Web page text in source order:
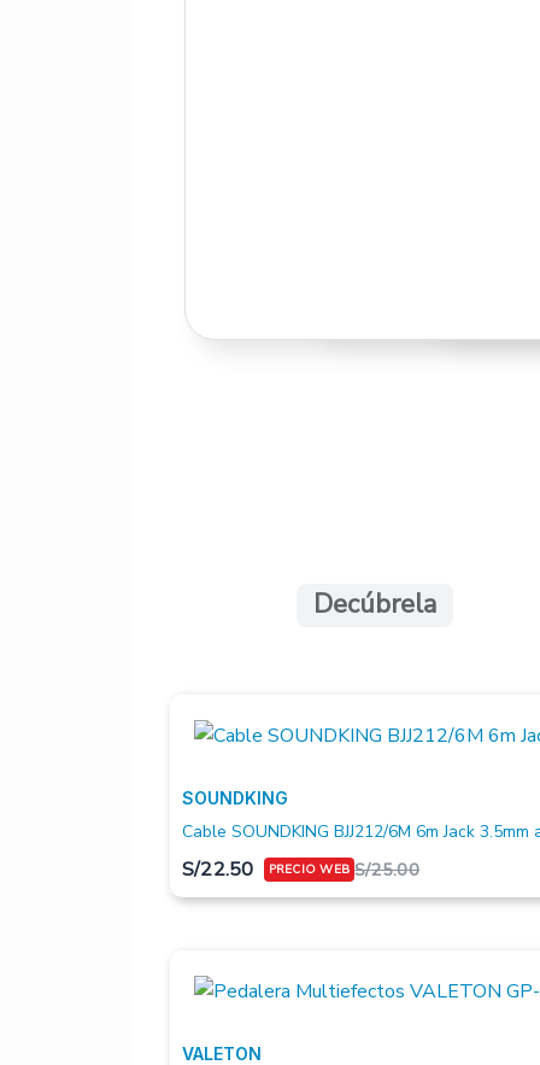
Decúbrela
SOUNDKING
Cable SOUNDKING BJJ212/6M 6m Jack 3.5mm
S/25.00
S/22.50
VALETON